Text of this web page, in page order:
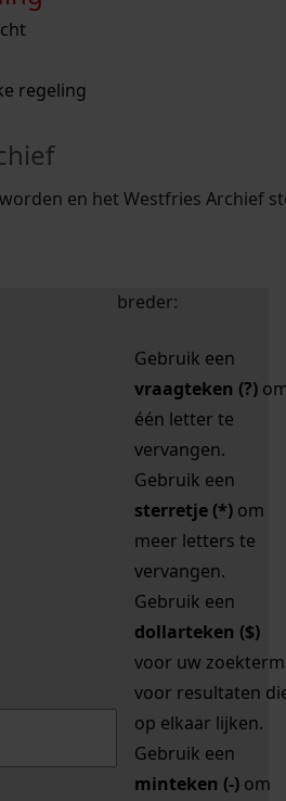
met een aantal zoektips.
met een aantal zoektips.
regeling
en het Westfries Archief
uw zoekopdracht te
breder:
Gebruik een
vraagteken (?)
één letter te
vervangen.
Gebruik een
sterretje (*) om
meer letters te
vervangen.
Gebruik een
dollarteken ($)
voor uw zoekterm
voor resultaten
op elkaar lijken.
Gebruik een
minteken (-) om